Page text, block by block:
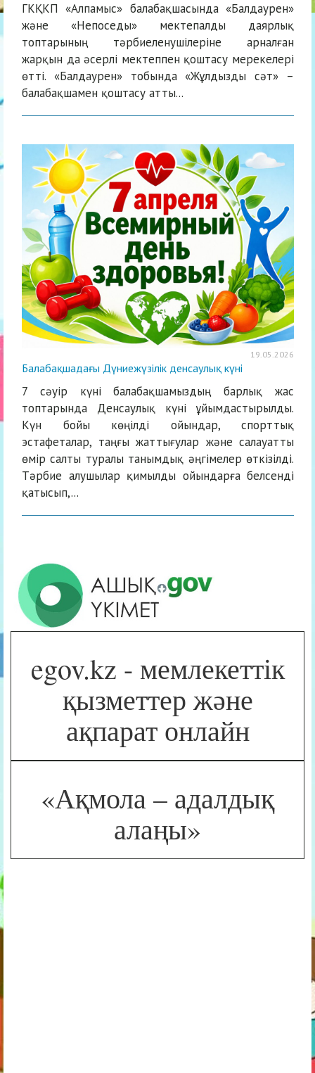
ГКҚКП «Алпамыс» балабақшасында «Балдаурен»
және «Непоседы» мектепалды даярлық
топтарының тәрбиеленушілеріне арналған
жарқын да әсерлі мектеппен қоштасу мерекелері
өтті. «Балдаурен» тобында «Жұлдызды сәт» –
балабақшамен қоштасу атты...
19.05.2026
Балабақшадағы Дүниежүзілік денсаулық күні
7 сәуір күні балабақшамыздың барлық жас
топтарында Денсаулық күні ұйымдастырылды.
Күн бойы көңілді ойындар, спорттық
эстафеталар, таңғы жаттығулар және салауатты
өмір салты туралы танымдық әңгімелер өткізілді.
Тәрбие алушылар қимылды ойындарға белсенді
қатысып,...
egov.kz - мемлекеттік
қызметтер және
ақпарат онлайн
«Ақмола – адалдық
алаңы»